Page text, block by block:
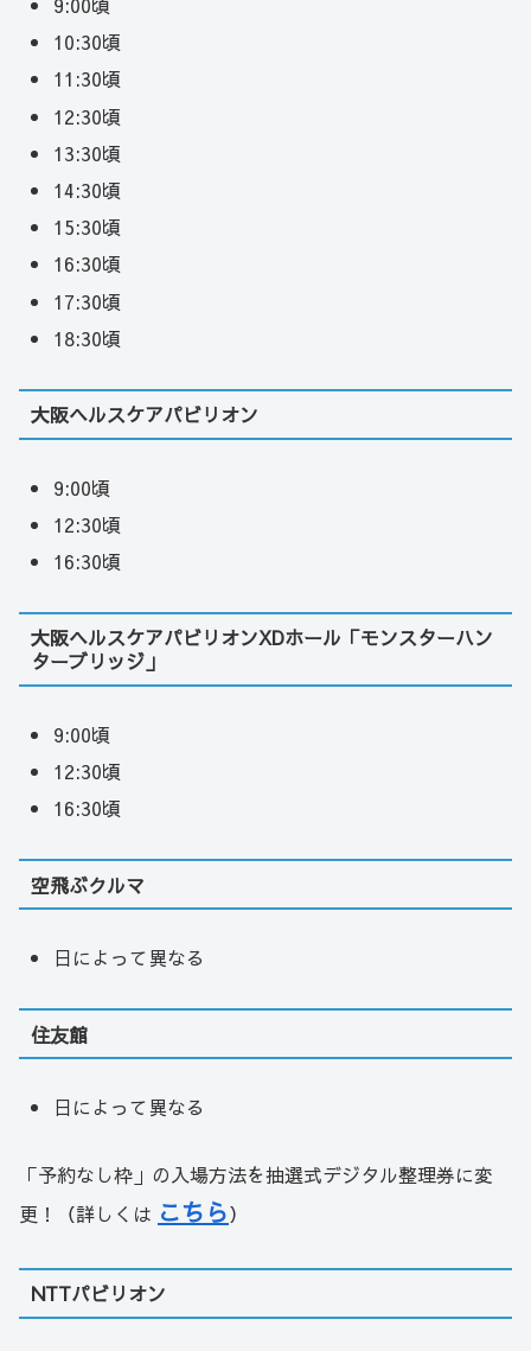
10:30頃
11:30頃
12:30頃
13:30頃
14:30頃
15:30頃
16:30頃
17:30頃
18:30頃
大阪ヘルスケアパビリオン
9:00頃
12:30頃
16:30頃
大阪ヘルスケアパビリオンXDホール「モンスターハン
ターブリッジ」
9:00頃
12:30頃
16:30頃
空飛ぶクルマ
日によって異なる
住友館
日によって異なる
「予約なし枠」の入場方法を抽選式デジタル整理券に変
更！（詳しくは こちら）
NTTパビリオン